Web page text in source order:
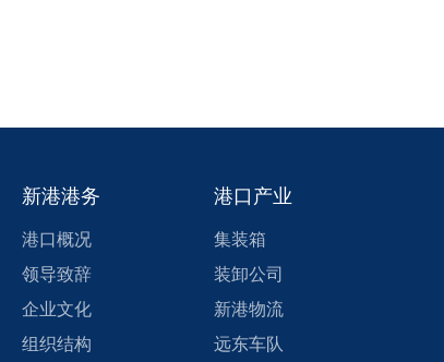
新港港务
港口概况
领导致辞
企业文化
组织结构
港口产业
集装箱
装卸公司
新港物流
远东车队